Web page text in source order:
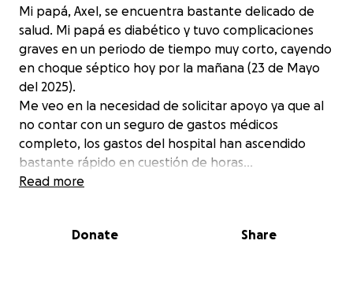
Mi papá, Axel, se encuentra bastante delicado de
salud. Mi papá es diabético y tuvo complicaciones
graves en un periodo de tiempo muy corto, cayendo
en choque séptico hoy por la mañana (23 de Mayo
del 2025).
Me veo en la necesidad de solicitar apoyo ya que al
no contar con un seguro de gastos médicos
completo, los gastos del hospital han ascendido
bastante rápido en cuestión de horas…
Todos los fondos recaudados serán utilizados única y
Read more
Donate Share